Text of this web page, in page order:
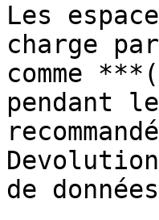
Les
charge
comme
pendant
de